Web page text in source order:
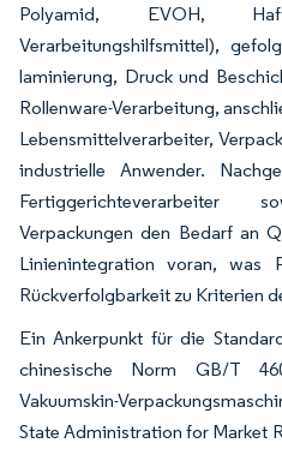
Polyamid, EVOH,
Verarbeitungshilfsmittel),
laminierung, Druck und
Rollenware-Verarbeitung,
Lebensmittelverarbeiter,
industrielle Anwender.
Fertiggerichteverarbeiter
Verpackungen den Bedarf an
Linienintegration voran, was
Rückverfolgbarkeit zu Kriterien
Ein Ankerpunkt für die
chinesische Norm GB/T
Vakuumskin-
State Administration for Market